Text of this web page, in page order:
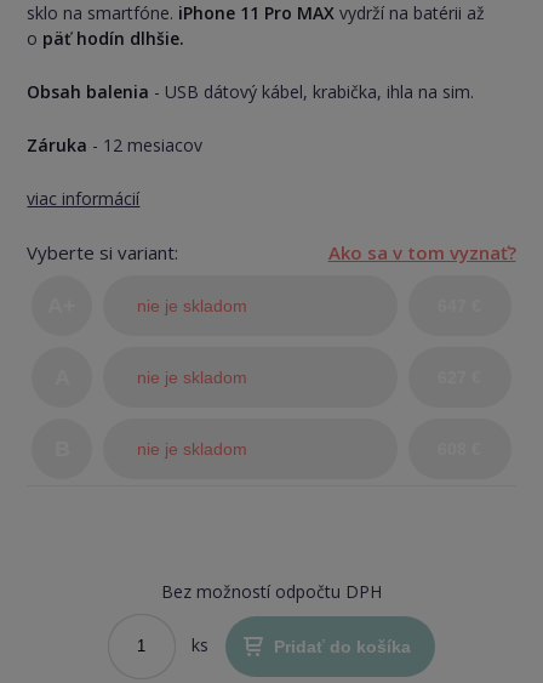
sklo na smartfóne. iPhone 11 Pro MAXvydrží na batérii až
o päť hodín dlhšie.
Obsah balenia - USB dátový kábel, krabička, ihla na sim.
Záruka - 12 mesiacov
viac informácií
Vyberte si variant: Ako sa v tom vyznať?
nie je skladom
nie je skladom
nie je skladom
Bez možností odpočtu DPH
ks Pridať do košíka